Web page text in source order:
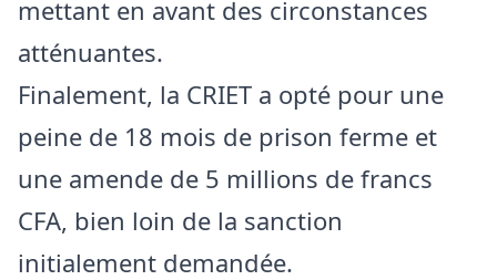
mettant en avant des circonstances
atténuantes.
Finalement, la CRIET a opté pour une
peine de 18 mois de prison ferme et
une amende de 5 millions de francs
CFA, bien loin de la sanction
initialement demandée.